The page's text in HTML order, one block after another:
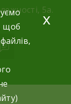
5а.
щоб
x